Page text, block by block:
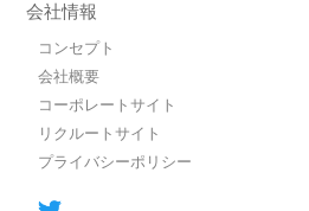
会社情報
コンセプト
会社概要
コーポレートサイト
リクルートサイト
プライバシーポリシー